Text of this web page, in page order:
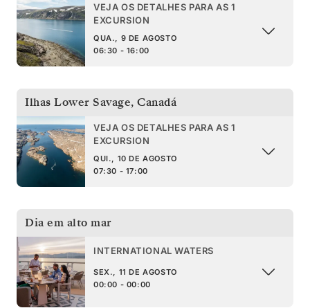
VEJA OS DETALHES PARA AS 1
EXCURSION
QUA., 9 DE AGOSTO
06:30 - 16:00
Ilhas Lower Savage, Canadá
VEJA OS DETALHES PARA AS 1
EXCURSION
QUI., 10 DE AGOSTO
07:30 - 17:00
Dia em alto mar
INTERNATIONAL WATERS
SEX., 11 DE AGOSTO
00:00 - 00:00